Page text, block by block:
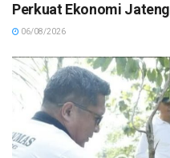
Perkuat Ekonomi Jateng
06/08/2026